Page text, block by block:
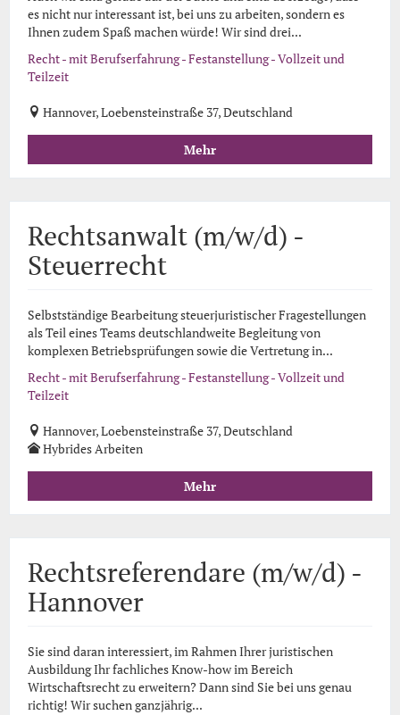
es nicht nur interessant ist, bei uns zu arbeiten, sondern es
Ihnen zudem Spaß machen würde! Wir sind drei...
Recht - mit Berufserfahrung - Festanstellung - Vollzeit und
Teilzeit
Hannover, Loebensteinstraße 37, Deutschland
Mehr
Rechtsanwalt (m/w/d) -
Steuerrecht
Selbstständige Bearbeitung steuerjuristischer Fragestellungen
als Teil eines Teams deutschlandweite Begleitung von
komplexen Betriebsprüfungen sowie die Vertretung in...
Recht - mit Berufserfahrung - Festanstellung - Vollzeit und
Teilzeit
Hannover, Loebensteinstraße 37, Deutschland
Hybrides Arbeiten
Mehr
Rechtsreferendare (m/w/d) -
Hannover
Sie sind daran interessiert, im Rahmen Ihrer juristischen
Ausbildung Ihr fachliches Know-how im Bereich
Wirtschaftsrecht zu erweitern? Dann sind Sie bei uns genau
richtig! Wir suchen ganzjährig...